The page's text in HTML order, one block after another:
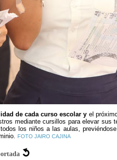
de cada curso escolar y el
mediante cursillos para elevar sus
los niños a las aulas,
FOTO JAIRO CAJINA